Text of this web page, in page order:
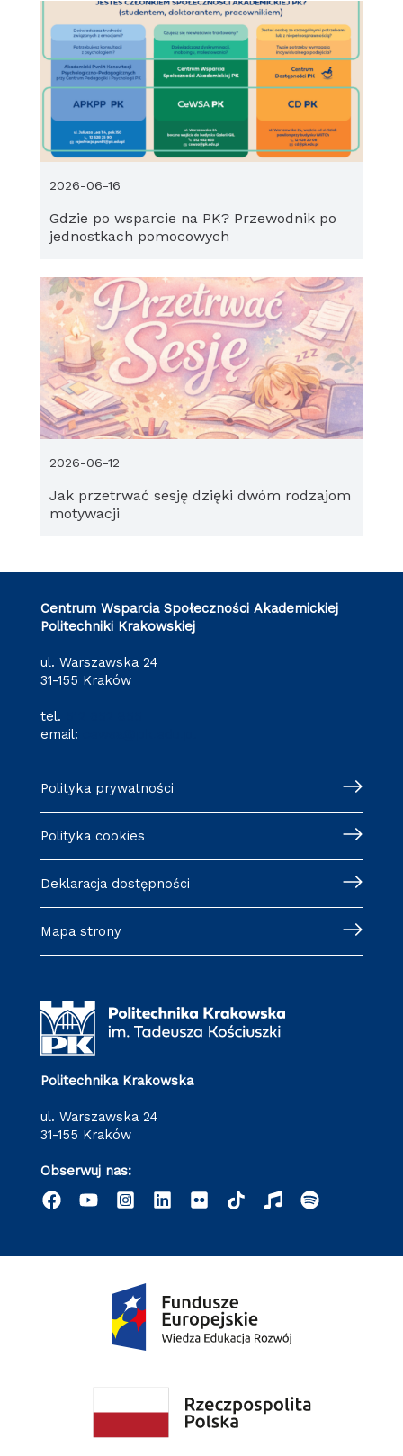
Gdzie po wsparcie na PK? Przewodnik po
jednostkach pomocowych
2026-06-16
Jak przetrwać sesję dzięki dwóm rodzajom
motywacji
2026-06-12
Centrum Wsparcia Społeczności Akademickiej
Politechniki Krakowskiej
ul. Warszawska 24
31-155 Kraków
tel.
email:
Polityka prywatności
Polityka cookies
Deklaracja dostępności
Mapa strony
Politechnika Krakowska
ul. Warszawska 24
31-155 Kraków
Obserwuj nas: